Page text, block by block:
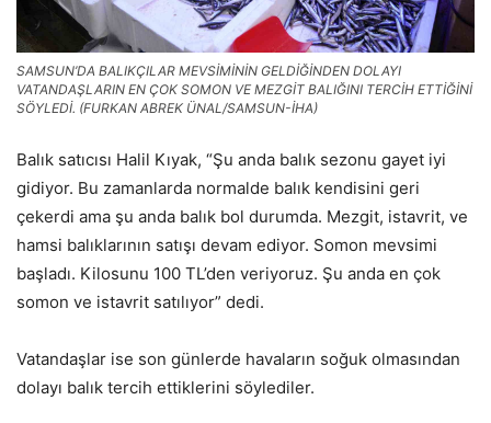
SAMSUN’DA BALIKÇILAR MEVSİMİNİN GELDİĞİNDEN DOLAYI
VATANDAŞLARIN EN ÇOK SOMON VE MEZGİT BALIĞINI TERCİH ETTİĞİNİ
SÖYLEDİ. (FURKAN ABREK ÜNAL/SAMSUN-İHA)
Balık satıcısı Halil Kıyak, “Şu anda balık sezonu gayet iyi
gidiyor. Bu zamanlarda normalde balık kendisini geri
çekerdi ama şu anda balık bol durumda. Mezgit, istavrit, ve
hamsi balıklarının satışı devam ediyor. Somon mevsimi
başladı. Kilosunu 100 TL’den veriyoruz. Şu anda en çok
somon ve istavrit satılıyor” dedi.
Vatandaşlar ise son günlerde havaların soğuk olmasından
dolayı balık tercih ettiklerini söylediler.